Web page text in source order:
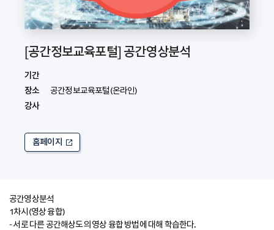
[공간정보교육포털] 공간영상분석
기간
장소
공간정보교육포털(온라인)
강사
홈페이지
공간영상분석
1차시(영상 융합)
- 서로 다른 공간해상도의 영상 융합 방법에 대해 학습한다.